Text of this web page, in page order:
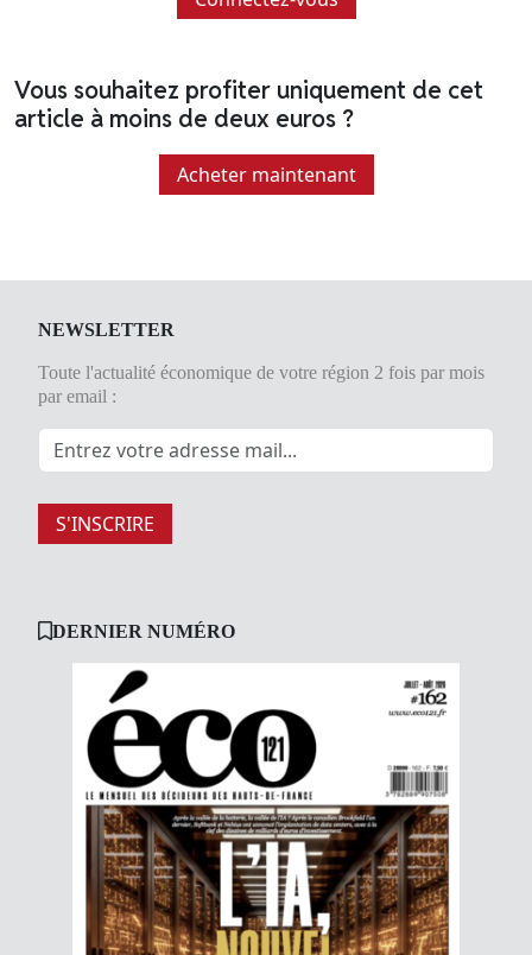
Vous souhaitez profiter uniquement de cet
article à moins de deux euros ?
Acheter maintenant
NEWSLETTER
Toute l'actualité économique de votre région 2 fois par mois
par email :
S'INSCRIRE
DERNIER NUMÉRO